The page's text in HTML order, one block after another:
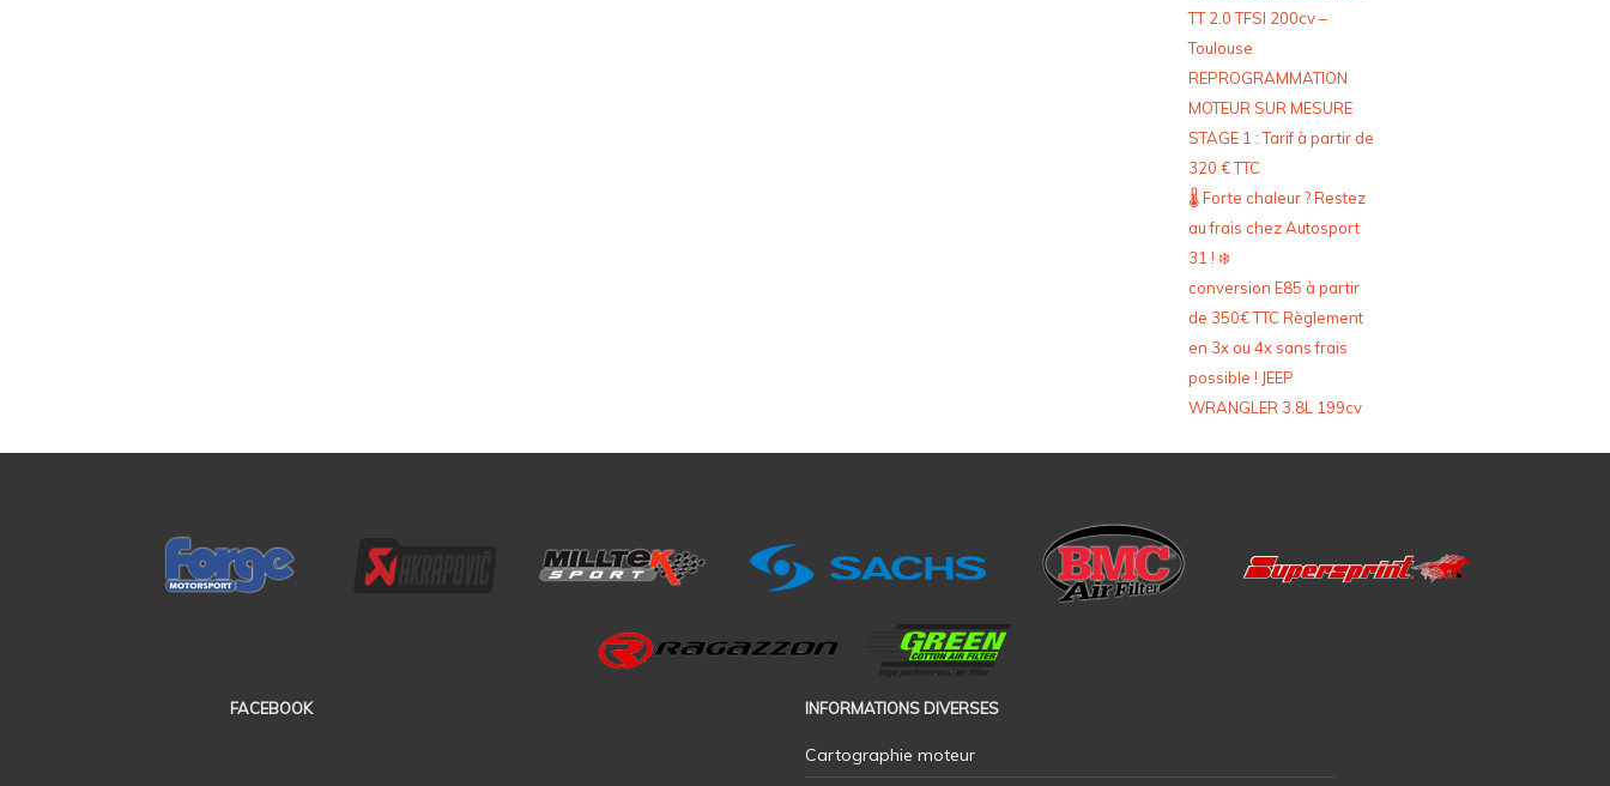
TT 2.0 TFSI 200cv –
Toulouse
REPROGRAMMATION
MOTEUR SUR MESURE
STAGE 1 : Tarif à partir de
320 € TTC
🌡️ Forte chaleur ? Restez
au frais chez Autosport
31 ! ❄️
conversion E85 à partir
de 350€ TTC Règlement
en 3x ou 4x sans frais
possible ! JEEP
WRANGLER 3.8L 199cv
FACEBOOK INFORMATIONS DIVERSES
Cartographie moteur